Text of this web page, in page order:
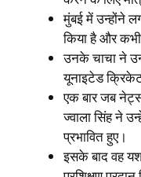
मुंबई में उन्होंने
किया है और
उनके चाचा ने
यूनाइटेड
एक बार जब
ज्वाला सिंह ने
प्रभावित हुए।
इसके बाद वह